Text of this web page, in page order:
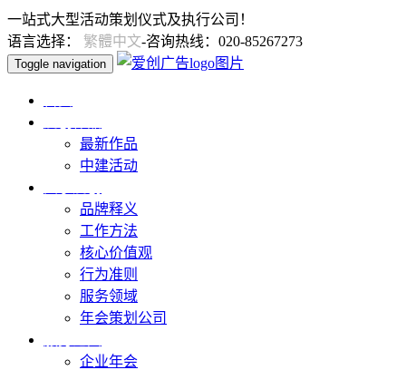
一站式大型活动策划仪式及执行公司！
语言选择： 繁體中文-咨询热线：020-85267273
Toggle navigation
最新作品
中建活动
品牌释义
工作方法
核心价值观
行为准则
服务领域
年会策划公司
企业年会